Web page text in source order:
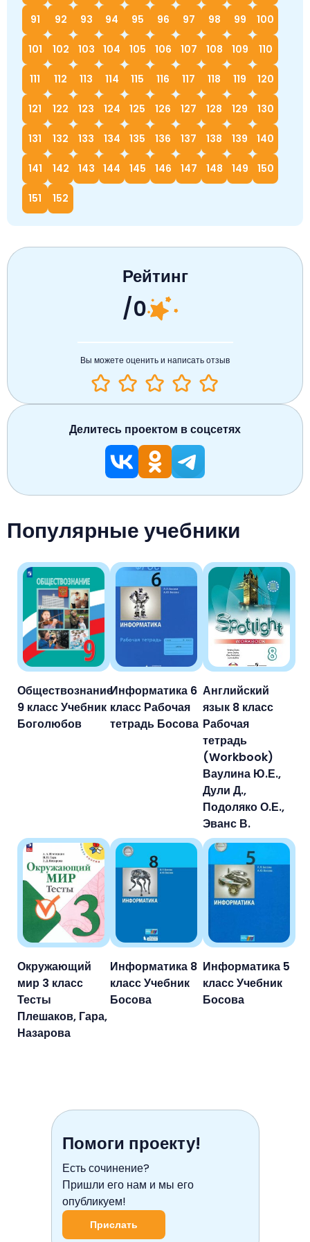
91 92 93 94 95 96 97 98 99 100
101 102 103 104 105 106 107 108 109 110
111 112 113 114 115 116 117 118 119 120
121 122 123 124 125 126 127 128 129 130
131 132 133 134 135 136 137 138 139 140
141 142 143 144 145 146 147 148 149 150
151 152
Популярные учебники
Обществознание
9 класс Учебник
Боголюбов
Информатика 6
класс Рабочая
тетрадь Босова
Английский
язык 8 класс
Рабочая
тетрадь
(Workbook)
Ваулина Ю.Е.,
Дули Д.,
Подоляко О.Е.,
Эванс В.
Окружающий
мир 3 класс
Тесты
Плешаков, Гара,
Назарова
Информатика 8
класс Учебник
Босова
Информатика 5
класс Учебник
Босова
Рейтинг
/0
Вы можете оценить и написать отзыв
Делитесь проектом в соцсетях
Помоги проекту!
Есть сочинение?
Пришли его нам и мы его
опубликуем!
Прислать